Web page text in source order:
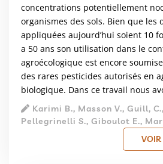
concentrations potentiellement
organismes des sols. Bien que les
appliquées aujourd’hui soient 10
a 50 ans son utilisation dans le
agroécologique est encore
des rares pesticides autorisés en
biologique. Dans ce travail nous
Karimi B., Masson V., Guill,
Pellegrinelli S., Giboulot E.,
VOIR